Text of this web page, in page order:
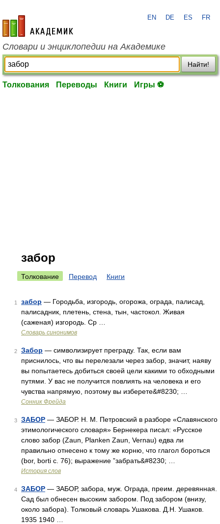
academic.ru
EN DE ES FR
Словари и энциклопедии на Академике
Найти!
Толкования Переводы Книги Игры ⚽
забор
Толкование Перевод Книги
1 забор — Городьба, изгородь, огорожа, ограда, палисад,
палисадник, плетень, стена, тын, частокол. Живая
(саженая) изгородь. Ср …
Словарь синонимов
2 Забор — символизирует преграду. Так, если вам
приснилось, что вы перелезали через забор, значит, наяву
вы попытаетесь добиться своей цели какими то обходными
путями. У вас не получится повлиять на человека и его
чувства напрямую, поэтому вы изберете&#8230; …
Cонник Фрейда
3 ЗАБОР — ЗАБОР. Н. М. Петровский в разборе «Славянского
этимологического словаря» Бернекера писал: «Русское
слово забор (Zaun, Planken Zaun, Vernau) едва ли
правильно отнесено к тому же корню, что глагол бороться
(bor, borti с. 76); выражение ”забрать&#8230; …
История слов
4 ЗАБОР — ЗАБОР, забора, муж. Ограда, преим. деревянная.
Сад был обнесен высоким забором. Под забором (внизу,
около забора). Толковый словарь Ушакова. Д.Н. Ушаков.
1935 1940 …